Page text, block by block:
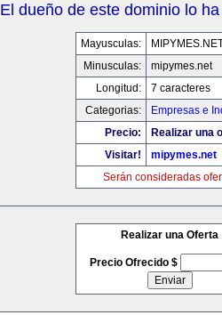
El dueño de este dominio lo
Mayusculas:
Minusculas:
mipymes.net
Longitud:
7 caracteres
Categorias:
Empresas e
Precio:
Realizar una
Visitar!
mipymes.net
Serán consideradas
Realizar una Oferta
Precio Ofrecido $